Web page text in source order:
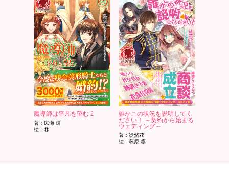
魔導師は平凡を望む 2
著：広瀬 煉
絵：⑪
誰かこの状況を説明してく
ださい！ ～契約から始まる
ウェディング～
著：徒然花
絵：萩原 凛